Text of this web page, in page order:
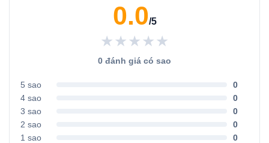
0.0/5
★★★★★
0 đánh giá có sao
5 sao
0
4 sao
0
3 sao
0
2 sao
0
1 sao
0